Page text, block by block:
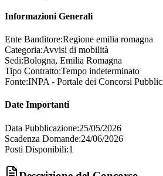
Informazioni Generali
Ente Banditore:Regione emilia romagna
Categoria:Avvisi di mobilità
Sedi:Bologna, Emilia Romagna
Tipo Contratto:Tempo indeterminato
Fonte:INPA - Portale dei Concorsi
Date Importanti
Data Pubblicazione:25/05/2026
Scadenza Domande:24/06/2026
Posti Disponibili:1